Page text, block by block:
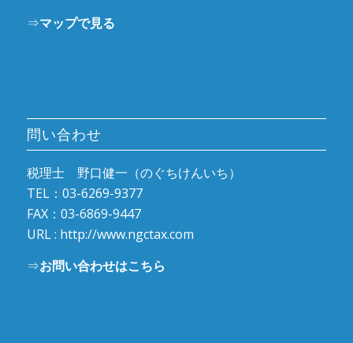
⇒マップで見る
問い合わせ
税理士 野口健一（のぐちけんいち）
TEL：03-6269-9377
FAX：03-6869-9447
URL : http://www.ngctax.com
⇒お問い合わせはこちら